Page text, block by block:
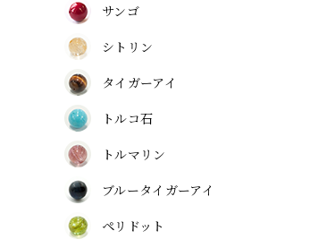
サンゴ
シトリン
タイガーアイ
トルコ石
トルマリン
ブルータイガーアイ
ペリドット